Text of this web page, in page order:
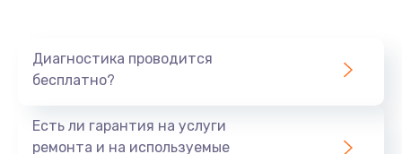
Заказать
Диагностика проводится
бесплатно?
Есть ли гарантия на услуги
ремонта и на используемые